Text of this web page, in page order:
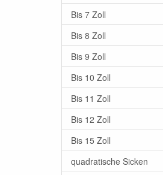
Bis 7 Zoll
Bis 8 Zoll
Bis 9 Zoll
Bis 10 Zoll
Bis 11 Zoll
Bis 12 Zoll
Bis 15 Zoll
quadratische Sicken